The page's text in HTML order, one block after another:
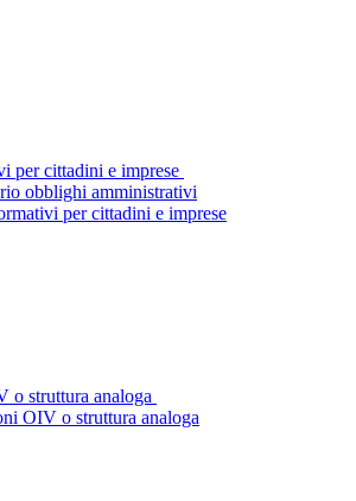
per cittadini e imprese
obblighi amministrativi
per cittadini e imprese
o struttura analoga
OIV o struttura analoga